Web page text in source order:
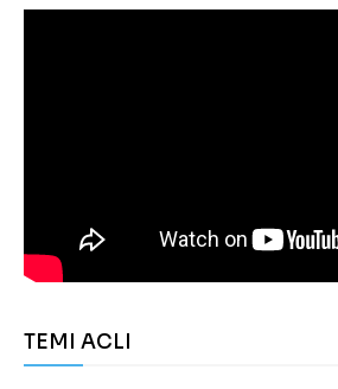
TEMI ACLI